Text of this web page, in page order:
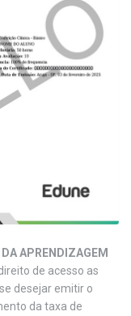
APRENDIZAGEM
de acesso as
desejar emitir o
da taxa de